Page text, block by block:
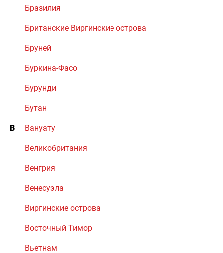
Бразилия
Британские Виргинские острова
Бруней
Буркина-Фасо
Бурунди
Бутан
В Вануату
Великобритания
Венгрия
Венесуэла
Виргинские острова
Восточный Тимор
Вьетнам